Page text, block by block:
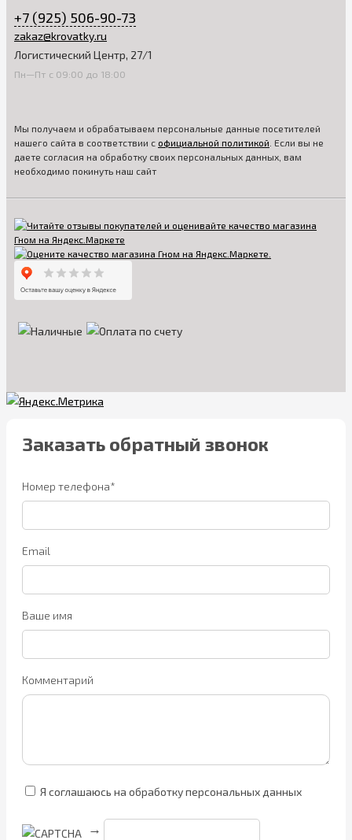
+7 (925) 506-90-73
zakaz@krovatky.ru
Логистический Центр, 27/1
Пн—Пт с 09:00 до 18:00
Мы получаем и обрабатываем персональные данные посетителей
нашего сайта в соответствии с официальной политикой . Если вы не
даете согласия на обработку своих персональных данных, вам
необходимо покинуть наш сайт
Заказать обратный звонок
Номер телефона*
Email
Ваше имя
Комментарий
Я соглашаюсь на обработку персональных данных
→